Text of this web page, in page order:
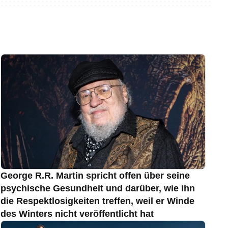
George R.R. Martin spricht offen über seine
psychische Gesundheit und darüber, wie ihn
die Respektlosigkeiten treffen, weil er Winde
des Winters nicht veröffentlicht hat